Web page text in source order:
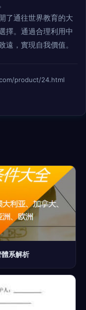
了通往世界教育的大
擇。通過合理利用中
，實現自我價值。
product/24.html
系解析